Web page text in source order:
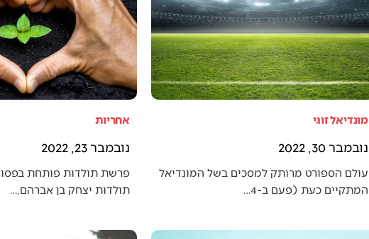
מונדיאל זוגי
נובמבר 30, 2022
עולם הספורט מרותק למסכים בשל המונדיאל
המתקיים כעת (פעם ב-4…
אחריות
נובמבר 23, 2022
פרשת תולדות פותחת
תולדות יצחק בן אברהם,…